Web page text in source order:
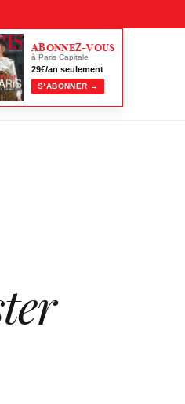
ABONNEZ-VOUS
à Paris Capitale
29€/an seulement
S’ABONNER →